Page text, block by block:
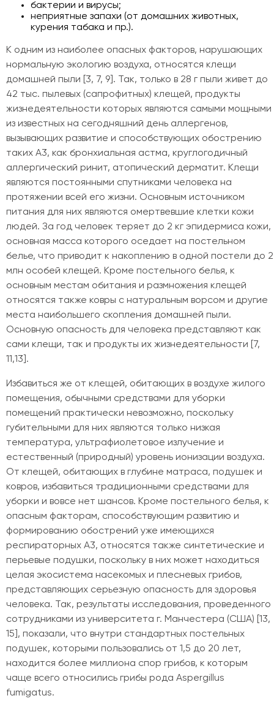
бактерии и вирусы;
неприятные запахи (от домашних животных,
курения табака и пр.).
К одним из наиболее опасных факторов, нарушающих
нормальную экологию воздуха, относятся клещи
домашней пыли [3, 7, 9]. Так, только в 28 г пыли живет до
42 тыс. пылевых (сапрофитных) клещей, продукты
жизнедеятельности которых являются самыми мощными
из известных на сегодняшний день аллергенов,
вызывающих развитие и способствующих обострению
таких A3, как бронхиальная астма, круглогодичный
аллергический ринит, атопический дерматит. Клещи
являются постоянными спутниками человека на
протяжении всей его жизни. Основным источником
питания для них являются омертвевшие клетки кожи
людей. За год человек теряет до 2 кг эпидермиса кожи,
основная масса которого оседает на постельном
белье, что приводит к накоплению в одной постели до 2
млн особей клещей. Кроме постельного белья, к
основным местам обитания и размножения клещей
относятся также ковры с натуральным ворсом и другие
места наибольшего скопления домашней пыли.
Основную опасность для человека представляют как
сами клещи, так и продукты их жизнедеятельности [7,
11,13].
Избавиться же от клещей, обитающих в воздухе жилого
помещения, обычными средствами для уборки
помещений практически невозможно, поскольку
губительными для них являются только низкая
температура, ультрафиолетовое излучение и
естественный (природный) уровень ионизации воздуха.
От клещей, обитающих в глубине матраса, подушек и
ковров, избавиться традиционными средствами для
уборки и вовсе нет шансов. Кроме постельного белья, к
опасным факторам, способствующим развитию и
формированию обострений уже имеющихся
респираторных A3, относятся также синтетические и
перьевые подушки, поскольку в них может находиться
целая экосистема насекомых и плесневых грибов,
представляющих серьезную опасность для здоровья
человека. Так, результаты исследования, проведенного
сотрудниками из университета г. Манчестера (США) [13,
15], показали, что внутри стандартных постельных
подушек, которыми пользовались от 1,5 до 20 лет,
находится более миллиона спор грибов, к которым
чаще всего относились грибы рода Аspergillus
fumigatus.